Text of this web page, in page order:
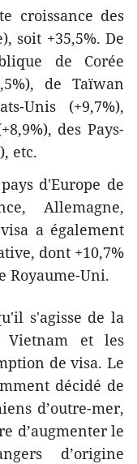
croissance des
soit +35,5%. De
de Corée
de Taïwan
Unis (+9,7%),
des Pays-
etc.
d'Europe de
Allemagne,
a également
dont +10,7%
Royaume-Uni.
s'agisse de la
Vietnam et les
de visa. Le
décidé de
d’outre-mer,
d’augmenter le
d’origine